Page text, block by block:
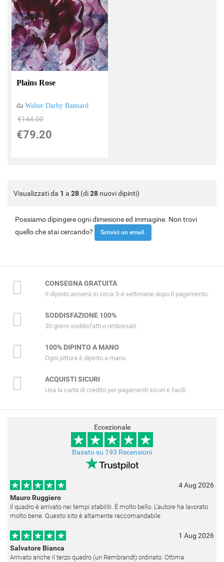
Plains Rose
daWalter Darby Bannard
€144.00
€79.20
Visualizzati da 1 a 28 (di28 nuovi dipinti)
Possiamo dipingere ogni dimesione ed immagine. Non trovi
quello che stai cercando?
Scrivici un email.
CONSEGNA GRATUITA
Il dipinto arriverà in circa 3-4 settimane dopo il pagamento.
SODDISFAZIONE 100%
30 giorni soddisfatti o rimborsati.
100% DIPINTO A MANO
Ogni pittura è dipinto a mano.
ACQUISTI SICURI
Usa la carta di credito per pagamenti sicuri e facili.
Eccezionale
Basato su 193 Recensioni
4 Aug 2026
Mauro Ruggiero
Il quadro è arrivato nei tempi stabiliti. É molto bello. L'autore ha lavorato
molto bene. Questo sito è altamente raccomandabile.
1 Aug 2026
Salvatore Bianca
Arrivato anche il terzo quadro (un Rembrandt) ordinato. Ottima